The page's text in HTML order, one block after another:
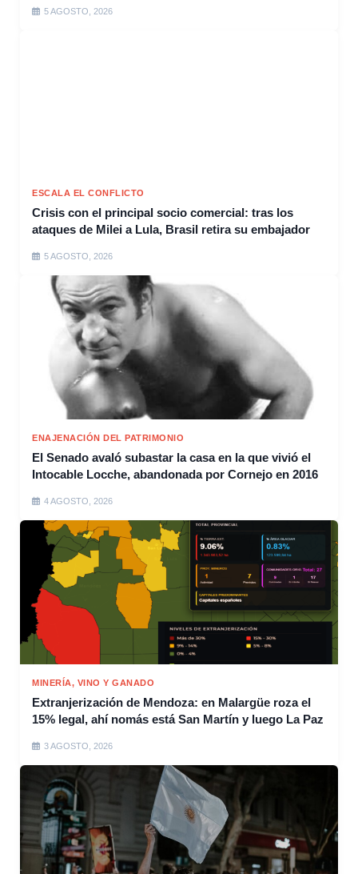
5 AGOSTO, 2026
ESCALA EL CONFLICTO
Crisis con el principal socio comercial: tras los
ataques de Milei a Lula, Brasil retira su embajador
5 AGOSTO, 2026
ENAJENACIÓN DEL PATRIMONIO
El Senado avaló subastar la casa en la que vivió el
Intocable Locche, abandonada por Cornejo en 2016
4 AGOSTO, 2026
MINERÍA, VINO Y GANADO
Extranjerización de Mendoza: en Malargüe roza el
15% legal, ahí nomás está San Martín y luego La Paz
3 AGOSTO, 2026